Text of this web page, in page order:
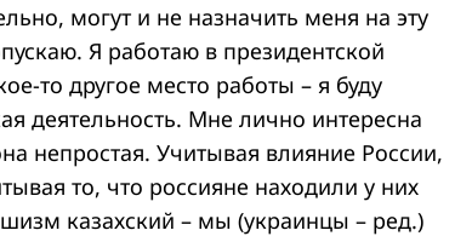
могут и не назначить меня на эту
Я работаю в президентской
то другое место работы – я буду
деятельность. Мне лично интересна
непростая. Учитывая влияние России,
то, что россияне находили у них
казахский – мы (украинцы – ред.)